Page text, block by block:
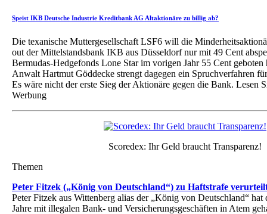
Speist IKB Deutsche Industrie Kreditbank AG Altaktionäre zu billig ab?
Die texanische Muttergesellschaft LSF6 will die
out der Mittelstandsbank IKB aus Düsseldorf nur mit 49 Cent
Bermudas-Hedgefonds Lone Star im vorigen Jahr 55 Cent geboten
Anwalt Hartmut Göddecke strengt dagegen ein Spruchverfahren
Es wäre nicht der erste Sieg der Aktionäre gegen die Bank. Lesen
Werbung
Scoredex: Ihr Geld braucht Transparenz!
Themen
Peter Fitzek („König von Deutschland“) zu Haftstrafe
Peter Fitzek aus Wittenberg alias der „König von Deutschland“ hat
Jahre mit illegalen Bank- und Versicherungsgeschäften in Atem